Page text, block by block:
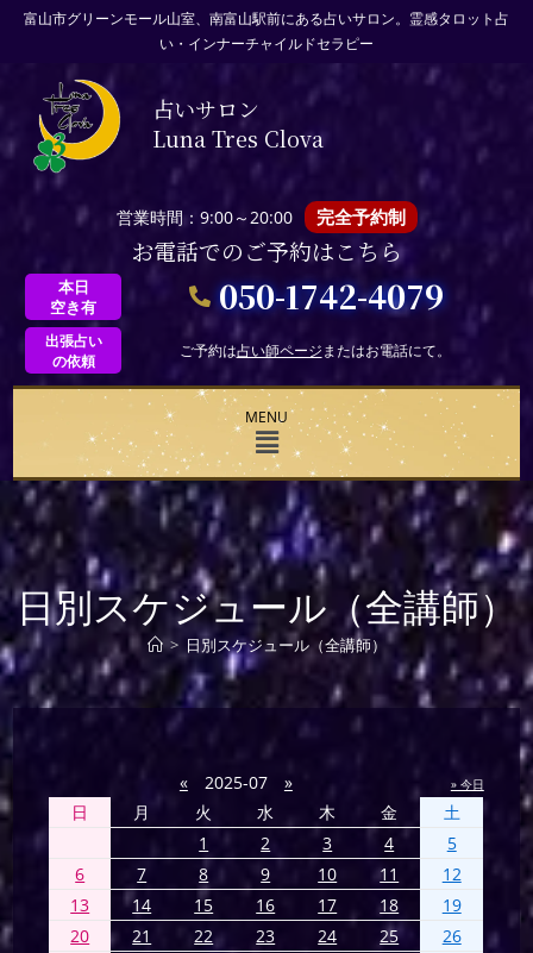
富山市グリーンモール山室、南富山駅前にある占いサロン。霊感タロット占
い・インナーチャイルドセラピー
占いサロン
Luna Tres Clova
営業時間：9:00～20:00 完全予約制
お電話でのご予約はこちら
本日
空き有
050-1742-4079
出張占い
の依頼
ご予約は占い師ページまたはお電話にて。
MENU
日別スケジュール（全講師）
> 日別スケジュール（全講師）
« 2025-07 » » 今日
日 月 火 水 木 金
土
1
2 3 4
5
6
7 8 9 10 11
12
13
14 15 16 17 18
19
20
21 22 23 24 25
26